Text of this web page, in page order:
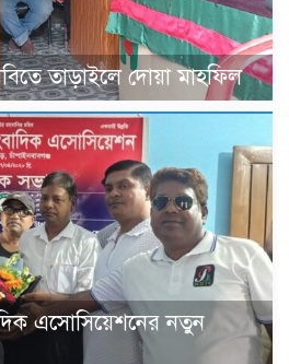
তাড়াইলে দোয়া মাহফিল
এসোসিয়েশনের নতুন